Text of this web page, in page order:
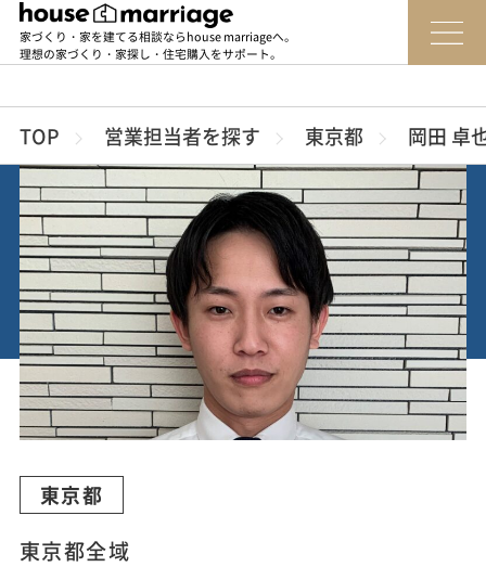
家づくり・家を建てる相談ならhouse marriageへ。
理想の家づくり・家探し・住宅購入をサポート。
TOP 営業担当者を探す 東京都 岡田 卓
東京都
東京都全域